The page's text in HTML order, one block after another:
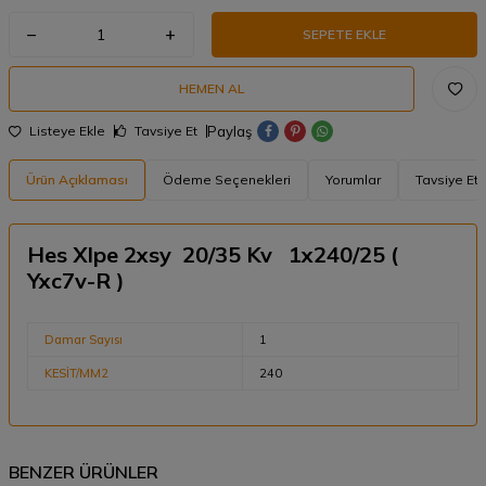
Kampanya
SEPETE EKLE
HEMEN AL
Listeye Ekle Tavsiye Et Paylaş
Ürün Açıklaması Ödeme Seçenekleri Yorumlar Tavsiye Et
Hes Xlpe 2xsy 20/35 Kv 1x240/25 (
Yxc7v-R )
Damar Sayısı 1
KESİT/MM2 240
BENZER ÜRÜNLER